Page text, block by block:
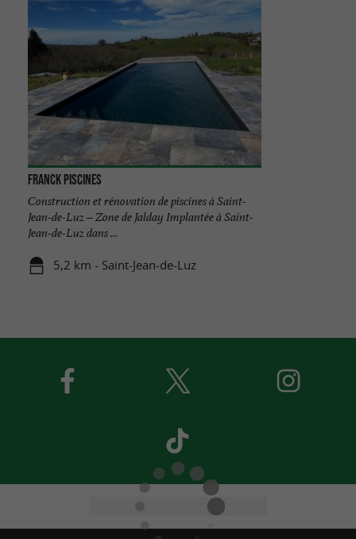
Franck Piscines
Construction et rénovation de piscines à Saint-
Jean-de-Luz – Zone de Jalday Implantée à Saint-
Jean-de-Luz dans ...
5,2 km - Saint-Jean-de-Luz